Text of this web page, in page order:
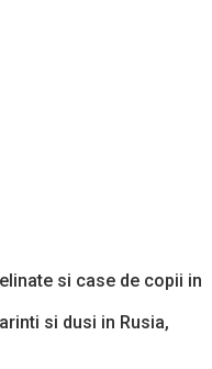
si case de copii in
si dusi in Rusia,